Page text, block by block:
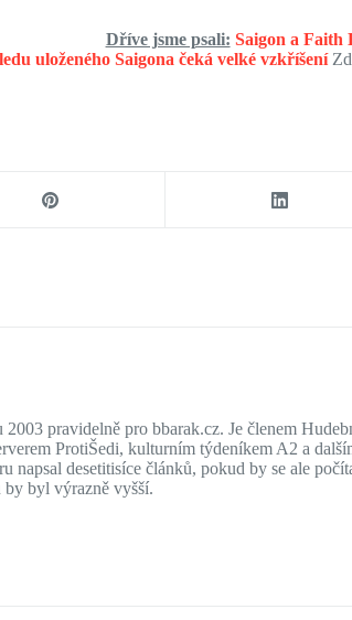
Dříve jsme psali: Saigon a Faith
uloženého Saigona čeká velké vzkříšení
pravidelně pro bbarak.cz. Je členem
ProtiŠedi, kulturním týdeníkem A2 a
napsal desetitisíce článků, pokud by se ale
byl výrazně vyšší.